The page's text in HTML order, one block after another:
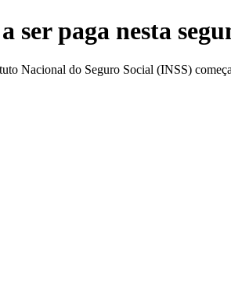
ser paga nesta
Nacional do Seguro Social (INSS)